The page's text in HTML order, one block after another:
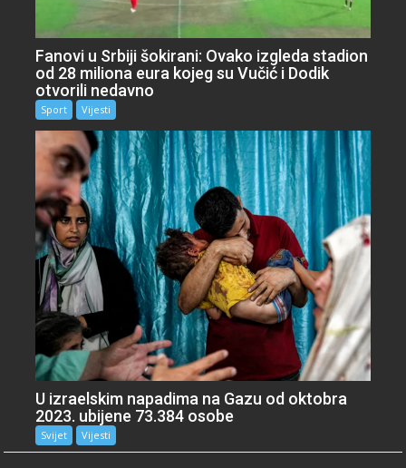
Fanovi u Srbiji šokirani: Ovako izgleda stadion
od 28 miliona eura kojeg su Vučić i Dodik
otvorili nedavno
Sport Vijesti
U izraelskim napadima na Gazu od oktobra
2023. ubijene 73.384 osobe
Svijet Vijesti